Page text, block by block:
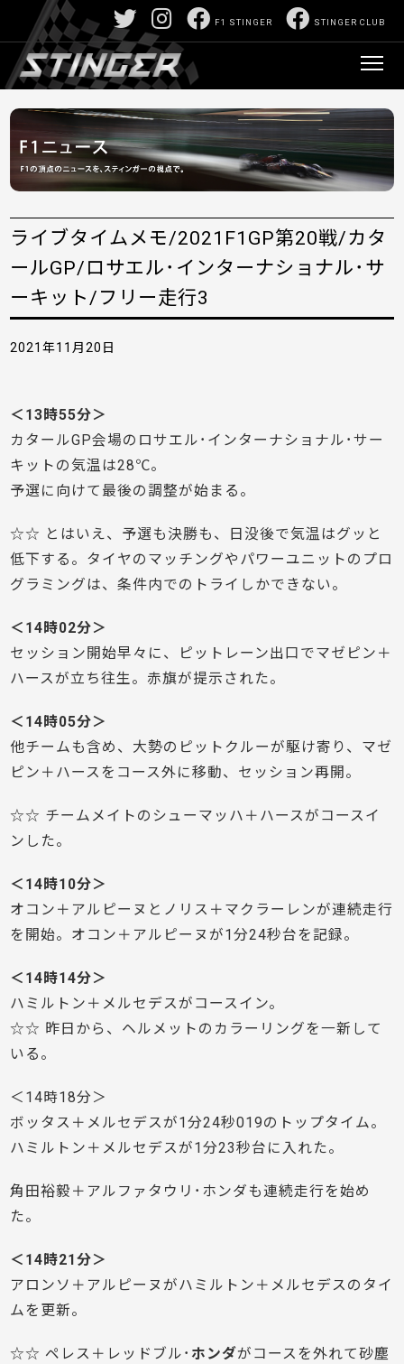
STINGER CLUB
F1 STINGER
ライブタイムメモ/2021F1GP第20戦/カタ
ールGP/ロサエル･インターナショナル･サ
ーキット/フリー走行3
2021年11月20日
＜13時55分＞
カタールGP会場のロサエル･インターナショナル･サー
キットの気温は28℃。
予選に向けて最後の調整が始まる。
☆☆ とはいえ、予選も決勝も、日没後で気温はグッと
低下する。タイヤのマッチングやパワーユニットのプロ
グラミングは、条件内でのトライしかできない。
＜14時02分＞
セッション開始早々に、ピットレーン出口でマゼピン＋
ハースが立ち往生。赤旗が提示された。
＜14時05分＞
他チームも含め、大勢のピットクルーが駆け寄り、マゼ
ピン＋ハースをコース外に移動、セッション再開。
☆☆ チームメイトのシューマッハ＋ハースがコースイ
ンした。
＜14時10分＞
オコン＋アルピーヌとノリス＋マクラーレンが連続走行
を開始。オコン＋アルピーヌが1分24秒台を記録。
＜14時14分＞
ハミルトン＋メルセデスがコースイン。
☆☆ 昨日から、ヘルメットのカラーリングを一新して
いる。
＜14時18分＞
ボッタス＋メルセデスが1分24秒019のトップタイム。
ハミルトン＋メルセデスが1分23秒台に入れた。
角田裕毅＋アルファタウリ･ホンダも連続走行を始め
た。
＜14時21分＞
アロンソ＋アルピーヌがハミルトン＋メルセデスのタイ
ムを更新。
☆☆ ペレス＋レッドブル･ ホンダがコースを外れて砂塵